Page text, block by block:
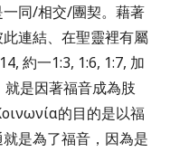
同/相交/團契。藉著
連結、在聖靈裡有屬
約一1:3, 1:6, 1:7, 加
是因著福音成為肢
的目的是以福
是為了福音，因為是